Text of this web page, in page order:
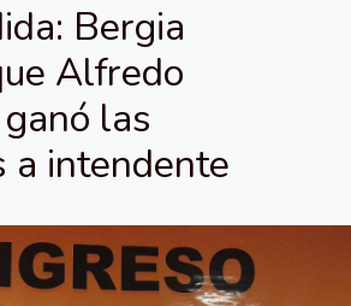
Bergia
Alfredo
las
a intendente